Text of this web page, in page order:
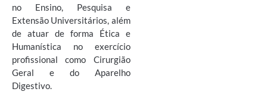
no Ensino, Pesquisa e
Extensão Universitários, além
de atuar de forma Ética e
Humanística no exercício
profissional como Cirurgião
Geral e do Aparelho
Digestivo.